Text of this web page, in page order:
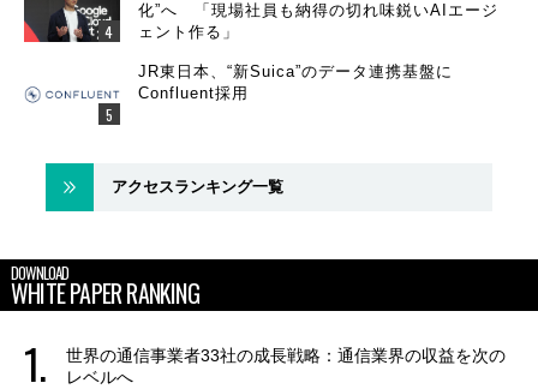
化”へ 「現場社員も納得の切れ味鋭いAIエージ
ェント作る」
JR東日本、“新Suica”のデータ連携基盤に
Confluent採用
アクセスランキング一覧
DOWNLOAD
WHITE PAPER RANKING
世界の通信事業者33社の成長戦略：通信業界の収益を次の
レベルへ